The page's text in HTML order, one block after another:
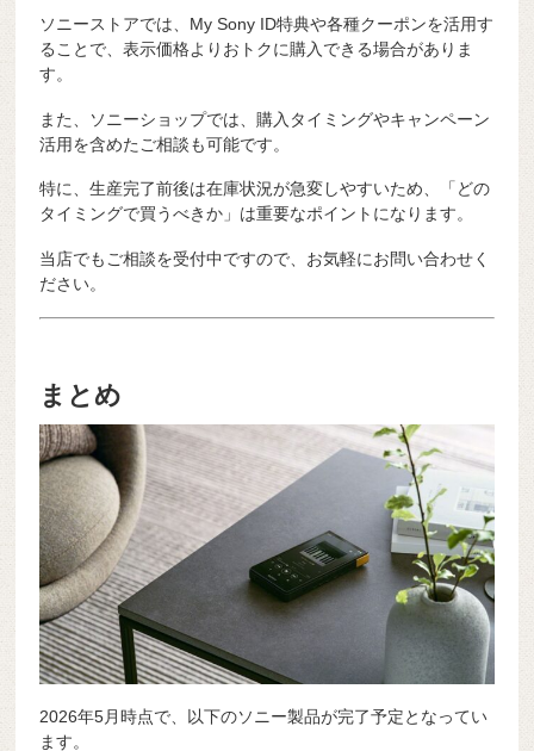
ソニーストアでは、My Sony ID特典や各種クーポンを活用す
ることで、表示価格よりおトクに購入できる場合がありま
す。
また、ソニーショップでは、購入タイミングやキャンペーン
活用を含めたご相談も可能です。
特に、生産完了前後は在庫状況が急変しやすいため、「どの
タイミングで買うべきか」は重要なポイントになります。
当店でもご相談を受付中ですので、お気軽にお問い合わせく
ださい。
まとめ
2026年5月時点で、以下のソニー製品が完了予定となってい
ます。